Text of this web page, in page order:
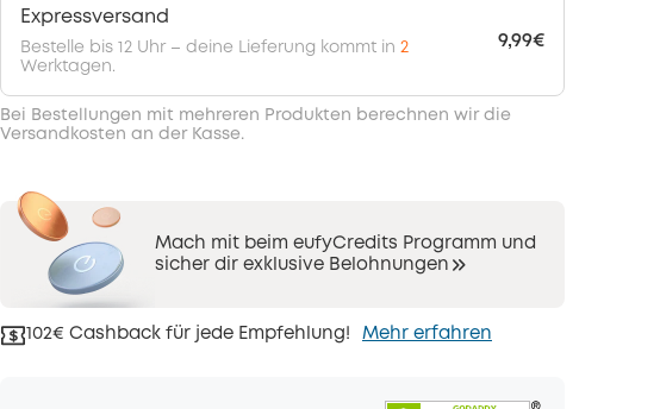
Expressversand
Bestelle bis 12 Uhr – deine Lieferung kommt in 2
Werktagen.
9,99€
Bei Bestellungen mit mehreren Produkten berechnen wir die
Versandkosten an der Kasse.
Mach mit beim eufyCredits Programm und
sicher dir exklusive Belohnungen
102€ Cashback für jede Empfehlung! Mehr erfahren